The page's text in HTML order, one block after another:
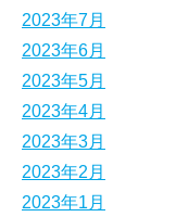
2023年7月
2023年6月
2023年5月
2023年4月
2023年3月
2023年2月
2023年1月